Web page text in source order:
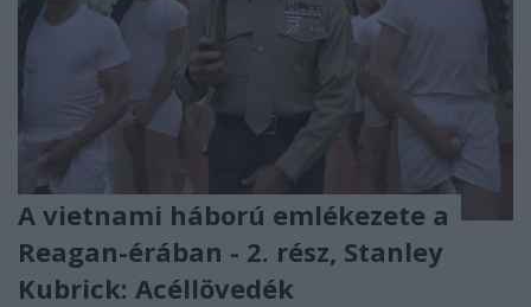
A vietnami háború emlékezete a
Reagan-érában - 2. rész, Stanley
Kubrick: Acéllövedék